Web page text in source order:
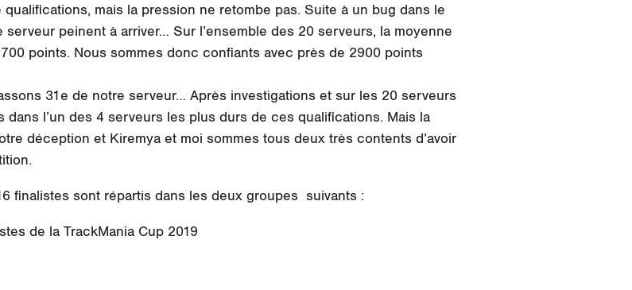
mais la pression ne retombe pas. Suite à un bug dans le
peinent à arriver… Sur l’ensemble des 20 serveurs, la moyenne
points. Nous sommes donc confiants avec près de 2900 points
31e de notre serveur… Après investigations et sur les 20 serveurs
l’un des 4 serveurs les plus durs de ces qualifications. Mais la
déception et Kiremya et moi sommes tous deux très contents d’avoir
finalistes sont répartis dans les deux groupes suivants :